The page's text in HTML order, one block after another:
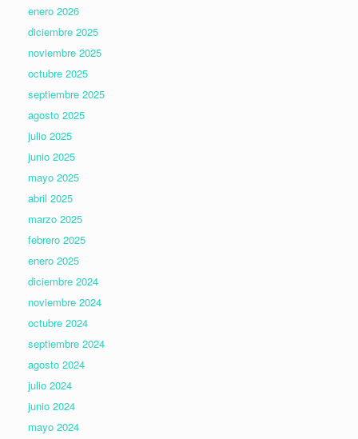
enero 2026
diciembre 2025
noviembre 2025
octubre 2025
septiembre 2025
agosto 2025
julio 2025
junio 2025
mayo 2025
abril 2025
marzo 2025
febrero 2025
enero 2025
diciembre 2024
noviembre 2024
octubre 2024
septiembre 2024
agosto 2024
julio 2024
junio 2024
mayo 2024